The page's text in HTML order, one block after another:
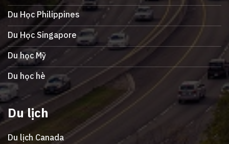
Du Học Philippines
Du Học Singapore
Du học Mỹ
Du học hè
Du lịch
Du lịch Canada